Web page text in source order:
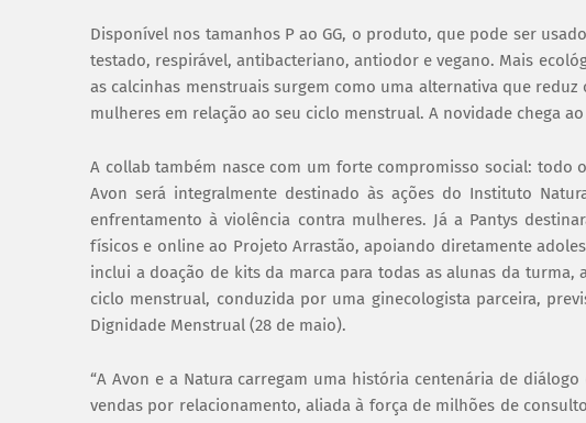
Disponível nos tamanhos P ao GG, o produto, que pode ser
testado, respirável, antibacteriano, antiodor e vegano. Mais
as calcinhas menstruais surgem como uma alternativa que
mulheres em relação ao seu ciclo menstrual. A novidade chega
A collab também nasce com um forte compromisso social: todo
Avon será integralmente destinado às ações do Instituto
enfrentamento à violência contra mulheres. Já a Pantys
físicos e online ao Projeto Arrastão, apoiando diretamente
inclui a doação de kits da marca para todas as alunas da
ciclo menstrual, conduzida por uma ginecologista parceira,
Dignidade Menstrual (28 de maio).
“A Avon e a Natura carregam uma história centenária de
vendas por relacionamento, aliada à força de milhões de